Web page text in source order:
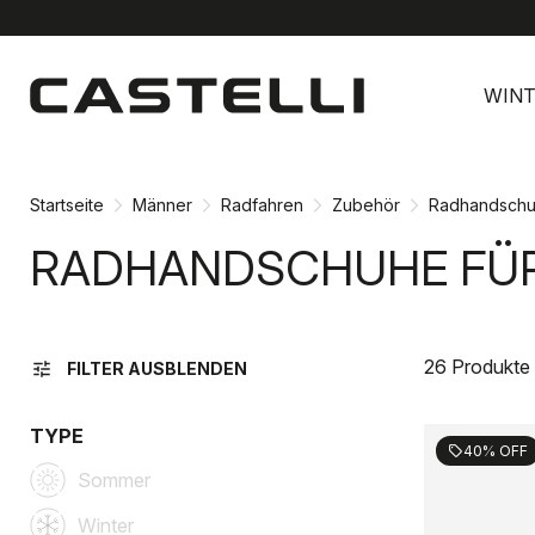
Inhalt
springen
Navigation
springen
Startseite Männer Radfahren Zubehör
RADHANDSCHUHE
tune FILTER AUSBLENDEN 26
TYPE
Sommer
Winter
sell40% OFF